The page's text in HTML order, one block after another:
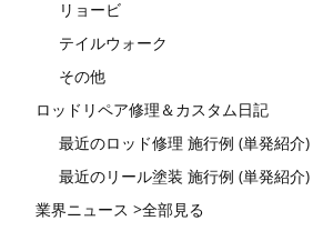
リョービ
テイルウォーク
その他
ロッドリペア修理＆カスタム日記
最近のロッド修理 施行例 (単発紹介)
最近のリール塗装 施行例 (単発紹介)
業界ニュース >全部見る